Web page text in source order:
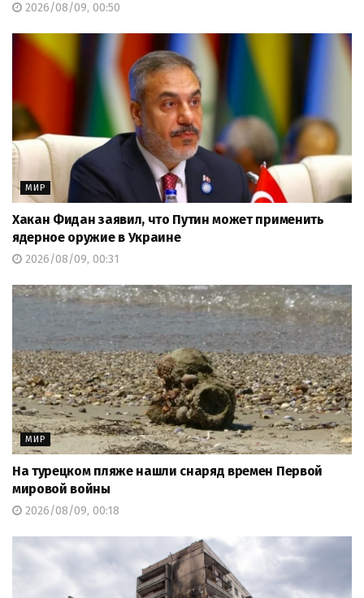
2026/08/09, 00:50
МИР
Хакан Фидан заявил, что Путин может применить
ядерное оружие в Украине
2026/08/09, 00:31
МИР
На турецком пляже нашли снаряд времен Первой
мировой войны
2026/08/09, 00:18